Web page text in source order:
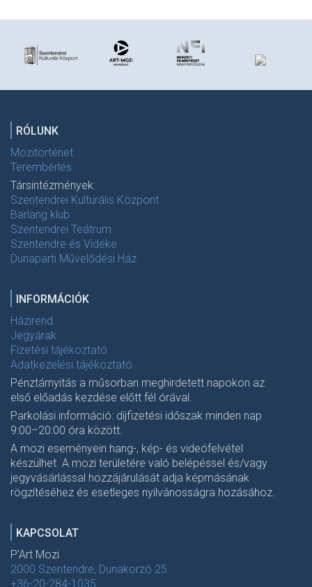
RÓLUNK
Mozitörténet
Terembérlés
Társintézmények:
Szentendrei Kulturális Központ
Barlang klub
Szentendrei Teátrum
Szentendre és Vidéke
Dunaparti Művelődési Ház
INFORMÁCIÓK
Házirend
Jegyárak
Fizetési tájékoztató
Adatkezelési tájékoztató
Pénztárnyitás a műsorban meghirdetett napokon az
első előadás kezdése előtt fél órával.
Parkolási információ: díjfizetési időszak minden nap
9:00–20:00 óra között.
A mozi eseményein hang-, kép- és videófelvétel
készülhet. A mozi területére való belépéssel és/vagy
jegyvásárlással hozzájárulását adja képmásának
rögzítéséhez és esetleges nyilvánosságra hozásához.
KAPCSOLAT
P'Art Mozi
2000 Szentendre, Dunakorzó 25.
+36-20-284-1035